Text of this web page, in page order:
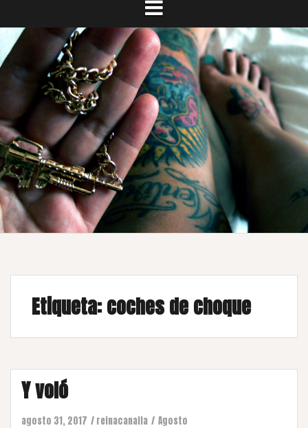
Etiqueta:coches de choque
Y voló
agosto 31, 2017 reinacanalla Agosto